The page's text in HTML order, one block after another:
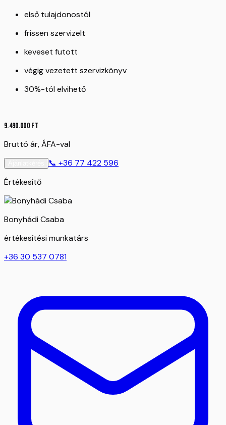
első tulajdonostól
frissen szervizelt
keveset futott
végig vezetett szervizkönyv
30%-tól elvihető
9.490.000Ft
Bruttó ár, ÁFA-val
📞 +36 77 422 596
Értékesítő
Bonyhádi Csaba
értékesítési munkatárs
+36 30 537 0781